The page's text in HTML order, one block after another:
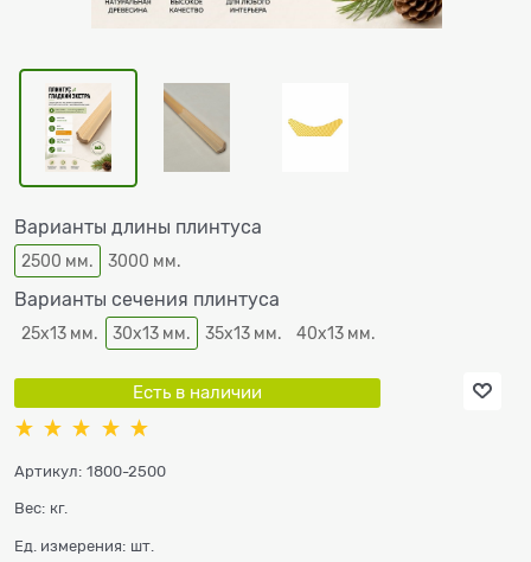
Варианты длины плинтуса
2500 мм. 3000 мм.
Варианты сечения плинтуса
25х13 мм. 30х13 мм. 35х13 мм. 40х13 мм.
Есть в наличии
Артикул: 1800-2500
Вес: кг.
Ед. измерения: шт.